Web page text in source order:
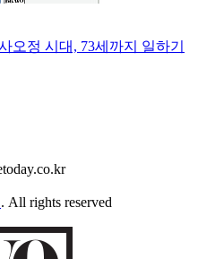
오정 시대, 73세까지 일하기
. All rights reserved